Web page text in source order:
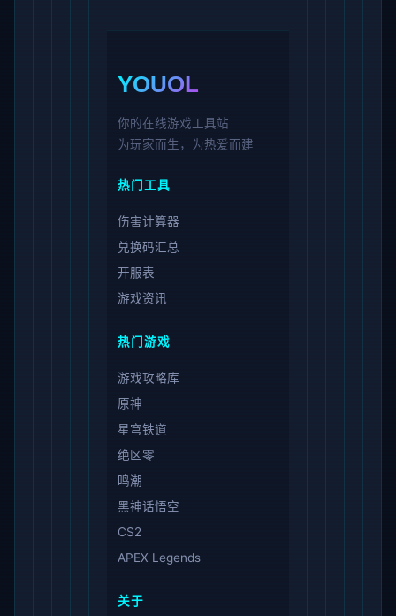
YOUOL
你的在线游戏工具站
为玩家而生，为热爱而建
热门工具
伤害计算器
兑换码汇总
开服表
游戏资讯
热门游戏
游戏攻略库
原神
星穹铁道
绝区零
鸣潮
黑神话悟空
CS2
APEX Legends
关于